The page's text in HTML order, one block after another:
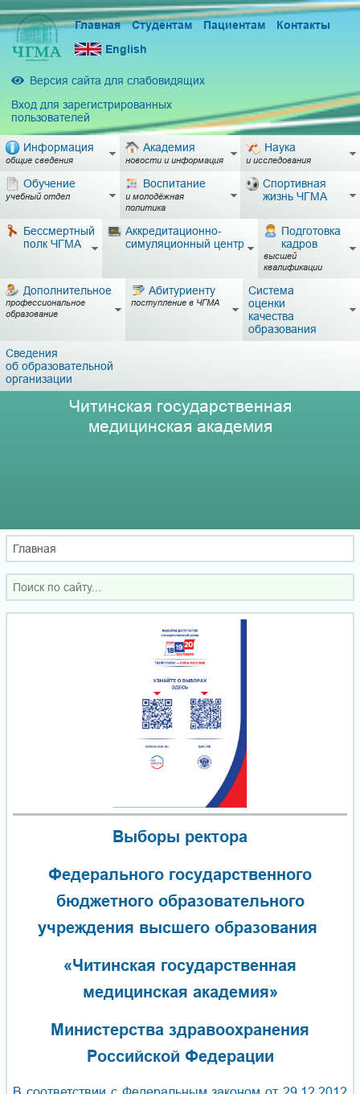
Главная Студентам Пациентам
Контакты
English
Версия сайта для слабовидящих
Вход для зарегистрированных
пользователей
Информация
общие сведения
Академия
новости и информация
Наука
и исследования
Обучение
учебный отдел
Воспитание
и молодёжная
политика
Спортивная
жизнь ЧГМА
Бессмертный
полк ЧГМА
Аккредитационно-
симуляционный центр
Подготовка
кадров
высшей
квалификации
Дополнительное
профессиональное
образование
Абитуриенту
поступление в ЧГМА
Система
оценки
качества
образования
Сведения
об образовательной
организации
Читинская государственная
медицинская академия
Главная
Выборы ректора
Федерального государственного
бюджетного образовательного
учреждения высшего образования
«Читинская государственная
медицинская академия»
Министерства здравоохранения
Российской Федерации